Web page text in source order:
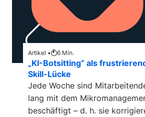
Artikel • 6 Min.
„KI-Botsitting“ als
Skill-Lücke
Jede Woche sind
lang mit dem
beschäftigt – d. h. sie